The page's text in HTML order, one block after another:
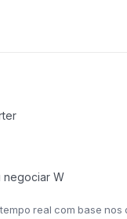
negociar W
real com base